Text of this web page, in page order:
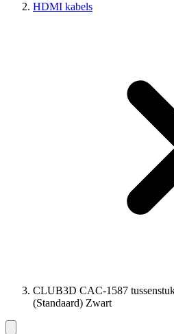
HDMI kabels
CLUB3D CAC-1587
(Standaard) Zwart